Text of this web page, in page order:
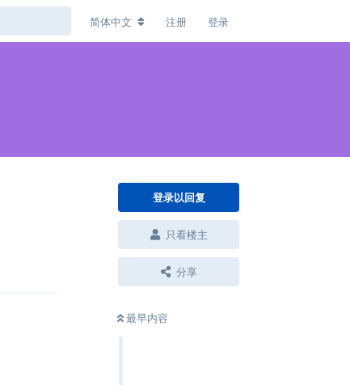
简体中文 注册 登录
登录以回复
只看楼主
分享
最早内容